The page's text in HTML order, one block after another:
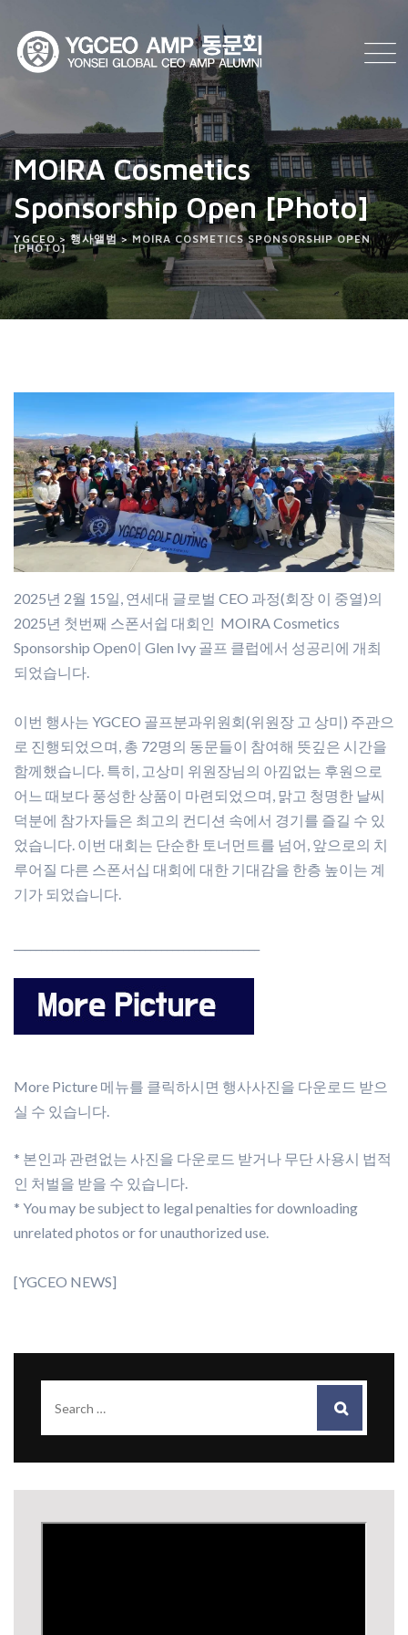
content
MOIRA Cosmetics
Sponsorship Open [Photo]
YGCEO> 행사앨범>MOIRA COSMETICS SPONSORSHIP OPEN
[PHOTO]
2025년 2월 15일, 연세대 글로벌 CEO 과정(회장 이 중열)의
2025년 첫번째 스폰서쉽 대회인 MOIRA Cosmetics
Sponsorship Open이 Glen Ivy 골프 클럽에서 성공리에 개최
되었습니다.
이번 행사는 YGCEO 골프분과위원회(위원장 고 상미) 주관으
로 진행되었으며, 총 72명의 동문들이 참여해 뜻깊은 시간을
함께했습니다. 특히, 고상미 위원장님의 아낌없는 후원으로
어느 때보다 풍성한 상품이 마련되었으며, 맑고 청명한 날씨
덕분에 참가자들은 최고의 컨디션 속에서 경기를 즐길 수 있
었습니다. 이번 대회는 단순한 토너먼트를 넘어, 앞으로의 치
루어질 다른 스폰서십 대회에 대한 기대감을 한층 높이는 계
기가 되었습니다.
More Picture 메뉴를 클릭하시면 행사사진을 다운로드 받으
실 수 있습니다.
* 본인과 관련없는 사진을 다운로드 받거나 무단 사용시 법적
인 처벌을 받을 수 있습니다.
* You may be subject to legal penalties for downloading
unrelated photos or for unauthorized use.
[YGCEO NEWS]